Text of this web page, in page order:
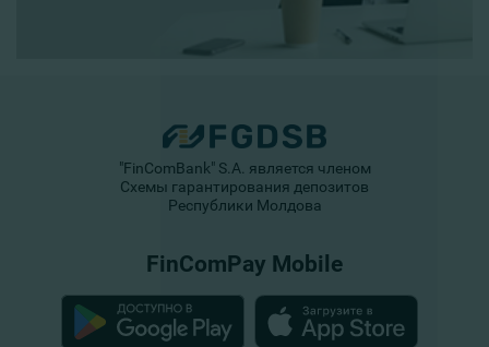
"FinComBank" S.A. является членом
Схемы гарантирования депозитов
Республики Молдова
FinComPay Mobile